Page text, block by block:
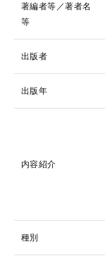
著編者等／著者名
等
出版者
出版年
内容紹介
種別